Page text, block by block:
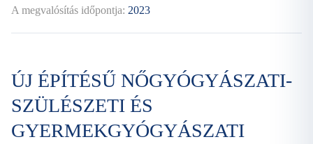
A megvalósítás időpontja: 2023
ÚJ ÉPÍTÉSŰ NŐGYÓGYÁSZATI-
SZÜLÉSZETI ÉS
GYERMEKGYÓGYÁSZATI ​​